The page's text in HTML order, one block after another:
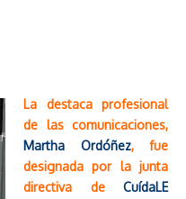
La destaca profesional
de las comunicaciones,
Martha Ordóñez, fue
designada por la junta
directiva de CuídaLE